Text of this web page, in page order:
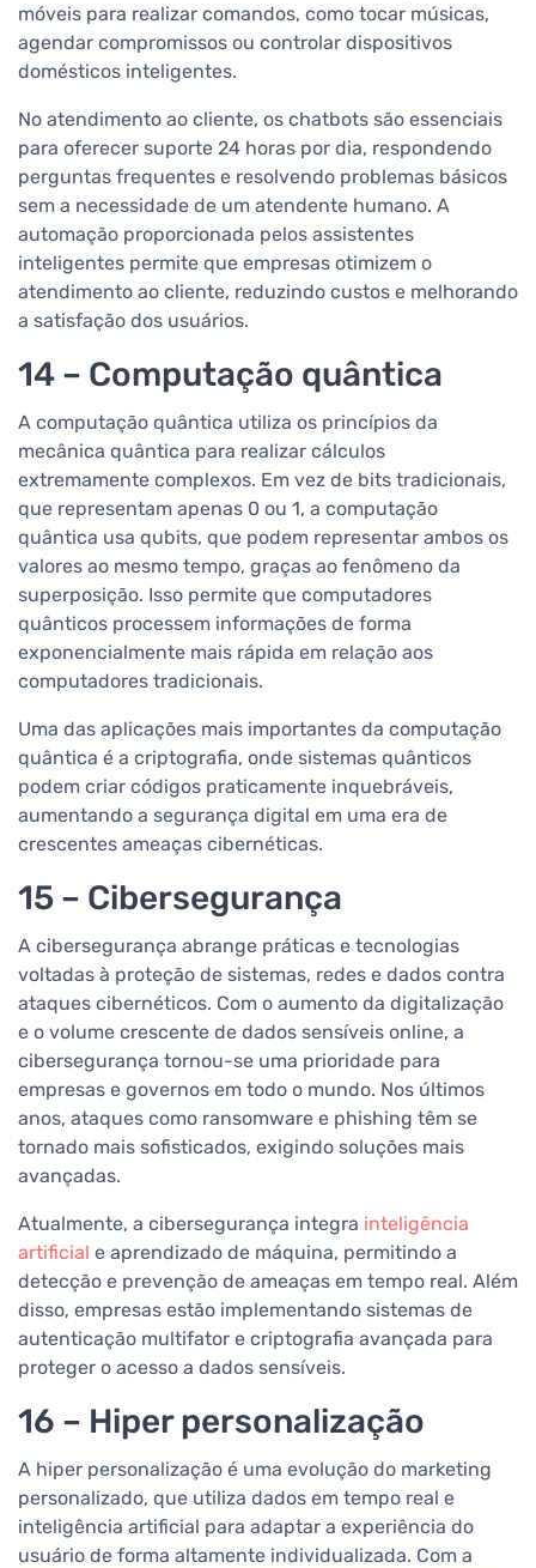
móveis para realizar comandos, como tocar músicas,
agendar compromissos ou controlar dispositivos
domésticos inteligentes.
No atendimento ao cliente, os chatbots são essenciais
para oferecer suporte 24 horas por dia, respondendo
perguntas frequentes e resolvendo problemas básicos
sem a necessidade de um atendente humano. A
automação proporcionada pelos assistentes
inteligentes permite que empresas otimizem o
atendimento ao cliente, reduzindo custos e melhorando
a satisfação dos usuários.
14 – Computação quântica
A computação quântica utiliza os princípios da
mecânica quântica para realizar cálculos
extremamente complexos. Em vez de bits tradicionais,
que representam apenas 0 ou 1, a computação
quântica usa qubits, que podem representar ambos os
valores ao mesmo tempo, graças ao fenômeno da
superposição. Isso permite que computadores
quânticos processem informações de forma
exponencialmente mais rápida em relação aos
computadores tradicionais.
Uma das aplicações mais importantes da computação
quântica é a criptografia, onde sistemas quânticos
podem criar códigos praticamente inquebráveis,
aumentando a segurança digital em uma era de
crescentes ameaças cibernéticas.
15 – Cibersegurança
A cibersegurança abrange práticas e tecnologias
voltadas à proteção de sistemas, redes e dados contra
ataques cibernéticos. Com o aumento da digitalização
e o volume crescente de dados sensíveis online, a
cibersegurança tornou-se uma prioridade para
empresas e governos em todo o mundo. Nos últimos
anos, ataques como ransomware e phishing têm se
tornado mais sofisticados, exigindo soluções mais
avançadas.
Atualmente, a cibersegurança integra inteligência
artificial e aprendizado de máquina, permitindo a
detecção e prevenção de ameaças em tempo real. Além
disso, empresas estão implementando sistemas de
autenticação multifator e criptografia avançada para
proteger o acesso a dados sensíveis.
16 – Hiper personalização
A hiper personalização é uma evolução do marketing
personalizado, que utiliza dados em tempo real e
inteligência artificial para adaptar a experiência do
usuário de forma altamente individualizada. Com a